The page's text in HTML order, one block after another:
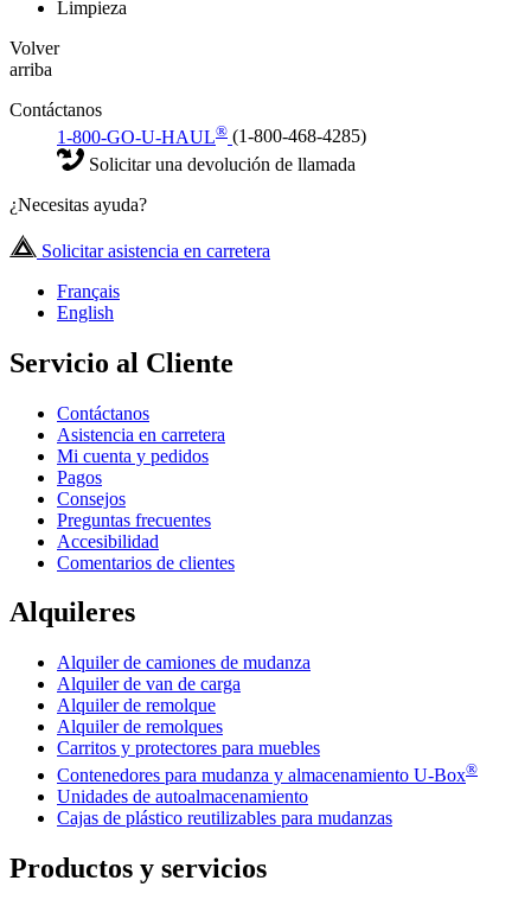
Limpieza
Volver
arriba
Contáctanos
1-800-GO-U-HAUL® (1-800-468-4285)
Solicitar una devolución de llamada
¿Necesitas ayuda?
Solicitar asistencia en carretera
Français
English
Servicio al Cliente
Contáctanos
Asistencia en carretera
Mi cuenta y pedidos
Pagos
Consejos
Preguntas frecuentes
Accesibilidad
Comentarios de clientes
Alquileres
Alquiler de camiones de mudanza
Alquiler de van de carga
Alquiler de remolque
Alquiler de remolques
Carritos y protectores para muebles
Contenedores para mudanza y almacenamiento U-Box®
Unidades de autoalmacenamiento
Cajas de plástico reutilizables para mudanzas
Productos y servicios